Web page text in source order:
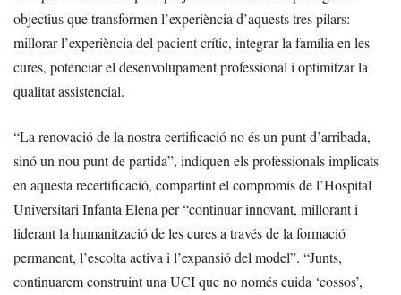
objectius que transformen l’experiència d’aquests tres pilars:
millorar l’experiència del pacient crític, integrar la família en les
cures, potenciar el desenvolupament professional i optimitzar la
qualitat assistencial.
“La renovació de la nostra certificació no és un punt d’arribada,
sinó un nou punt de partida”, indiquen els professionals implicats
en aquesta recertificació, compartint el compromís de l’Hospital
Universitari Infanta Elena per “continuar innovant, millorant i
liderant la humanització de les cures a través de la formació
permanent, l’escolta activa i l’expansió del model”. “Junts,
continuarem construint una UCI que no només cuida ‘cossos’,